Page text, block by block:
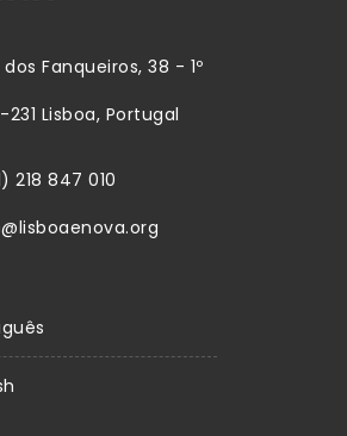
dos Fanqueiros, 38 - 1º
231 Lisboa, Portugal
218 847 010